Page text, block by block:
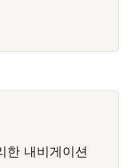
한 내비게이션